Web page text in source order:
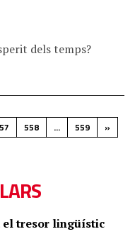
dels temps?
558 ... 559 »
el tresor lingüístic